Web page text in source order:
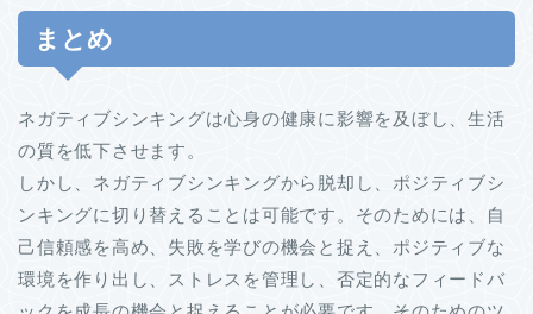
まとめ
ネガティブシンキングは心身の健康に影響を及ぼし、生活
の質を低下させます。
しかし、ネガティブシンキングから脱却し、ポジティブシ
ンキングに切り替えることは可能です。そのためには、自
己信頼感を高め、失敗を学びの機会と捉え、ポジティブな
環境を作り出し、ストレスを管理し、否定的なフィードバ